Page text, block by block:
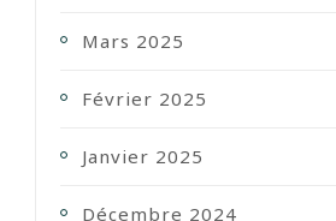
Mars 2025
Février 2025
Janvier 2025
Décembre 2024